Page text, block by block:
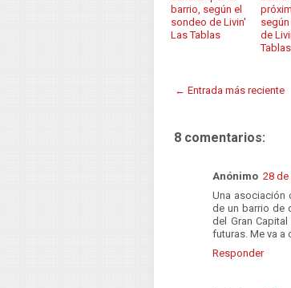
barrio, según el
sondeo de Livin'
Las Tablas
de
Tablas
← Entrada más reciente
8 comentarios:
Anónimo 28 de
Una asociación
de un barrio de
del Gran
futuras. Me va a
Responder